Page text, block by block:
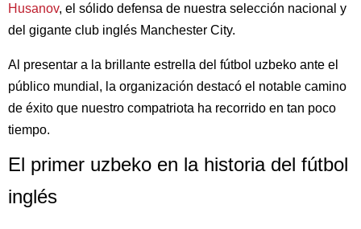
Husanov, el sólido defensa de nuestra selección nacional y
del gigante club inglés Manchester City.
Al presentar a la brillante estrella del fútbol uzbeko ante el
público mundial, la organización destacó el notable camino
de éxito que nuestro compatriota ha recorrido en tan poco
tiempo.
El primer uzbeko en la historia del fútbol
inglés